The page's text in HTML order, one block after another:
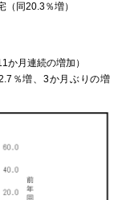
同20.3％増）
か月連続の増加）
％増、3か月ぶりの増